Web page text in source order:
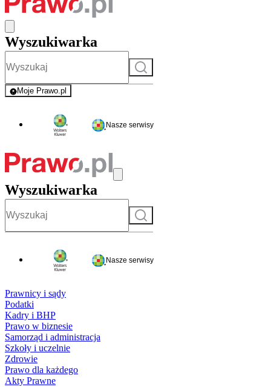
Wyszukiwarka
Szukaj
Moje Prawo.pl
- rejestracja i logowanie do serwisu
Nasze serwisy
Wyszukiwarka
Szukaj
Nasze serwisy
Prawnicy i sądy
Podatki
Kadry i BHP
Prawo w biznesie
Samorząd i administracja
Szkoły i uczelnie
Zdrowie
Prawo dla każdego
Akty Prawne